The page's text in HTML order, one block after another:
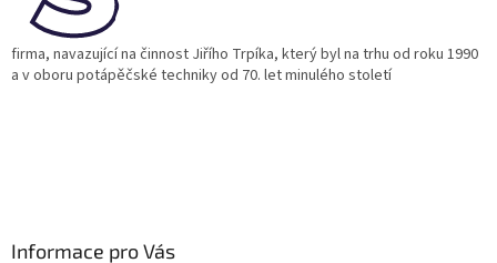
firma, navazující na činnost Jiřího Trpíka, který byl na trhu od roku 1990
a v oboru potápěčské techniky od 70. let minulého století
Informace pro Vás